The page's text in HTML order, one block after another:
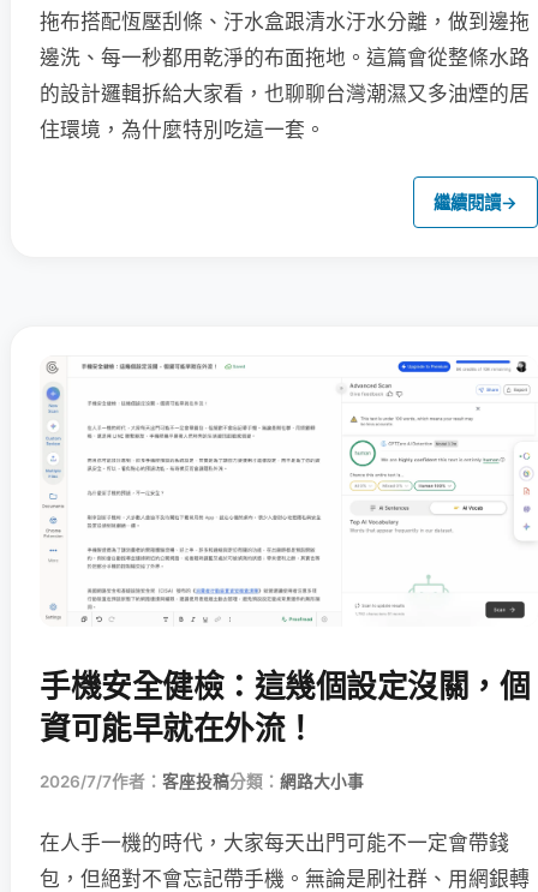
拖布搭配恆壓刮條、汙水盒跟清水汙水分離，做到邊拖
邊洗、每一秒都用乾淨的布面拖地。這篇會從整條水路
的設計邏輯拆給大家看，也聊聊台灣潮濕又多油煙的居
住環境，為什麼特別吃這一套。
繼續閱讀→
手機安全健檢：這幾個設定沒關，個
資可能早就在外流！
2026/7/7作者： 客座投稿分類： 網路大小事
在人手一機的時代，大家每天出門可能不一定會帶錢
包，但絕對不會忘記帶手機。無論是刷社群、用網銀轉